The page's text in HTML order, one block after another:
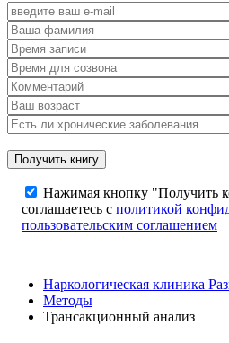
Нажимая кнопку "Получить
соглашаетесь с политикой
пользовательским соглашением
Наркологическая клиника
Методы
Трансакционный анализ